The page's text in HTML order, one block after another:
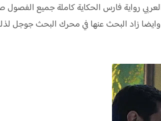
رواية فارس الحكاية كاملة جميع
زاد البحث عنها في محرك البحث جوجل